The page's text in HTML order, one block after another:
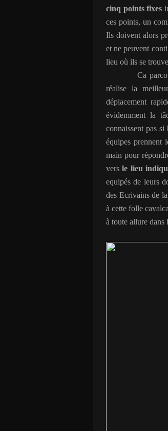
cinq points fixes
ces points, un
Ils doivent alors
et ne peuvent
lieu où ils se
Ca
réalise la
déplacement
évidemment la
connaissent pas
équipes prennent
main pour
versle lieu
equipés de leurs
des Ecrivains de
à cette folle
à toute allure dans